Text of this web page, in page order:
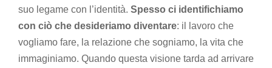
suo legame con l’identità. Spesso ci identifichiamo
con ciò che desideriamo diventare: il lavoro che
vogliamo fare, la relazione che sogniamo, la vita che
immaginiamo. Quando questa visione tarda ad arrivare